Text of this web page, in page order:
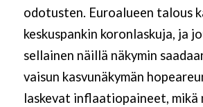
odotusten. Euroalueen talous
keskuspankin koronlaskuja, ja
sellainen näillä näkymin
vaisun kasvunäkymän
laskevat inflaatiopaineet, mikä